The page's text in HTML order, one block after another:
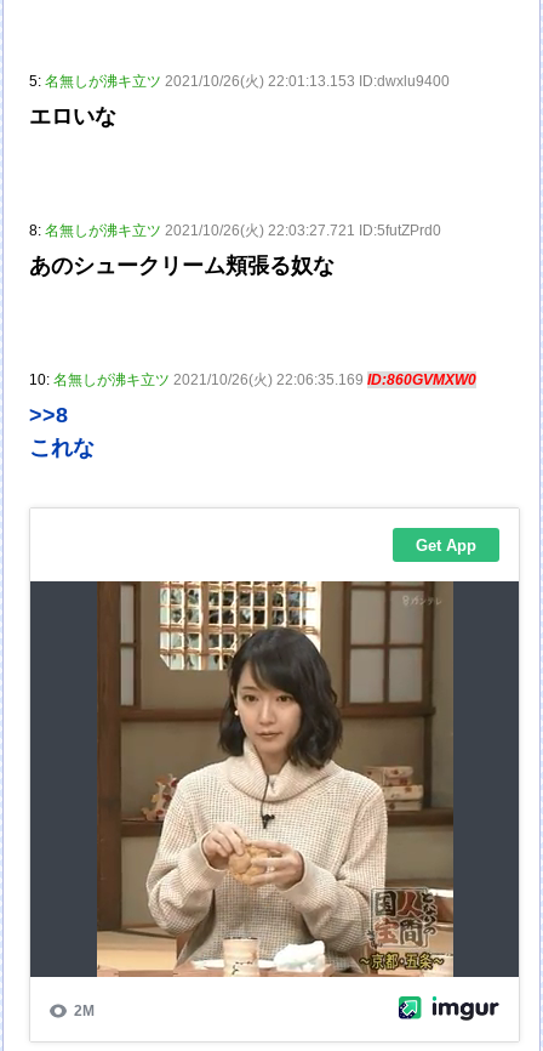
5:名無しが沸キ立ツ 2021/10/26(火) 22:01:13.153 ID:dwxlu9400
エロいな
8:名無しが沸キ立ツ 2021/10/26(火) 22:03:27.721 ID:5futZPrd0
あのシュークリーム頬張る奴な
10:名無しが沸キ立ツ 2021/10/26(火) 22:06:35.169ID:860GVMXW0
>>8
これな